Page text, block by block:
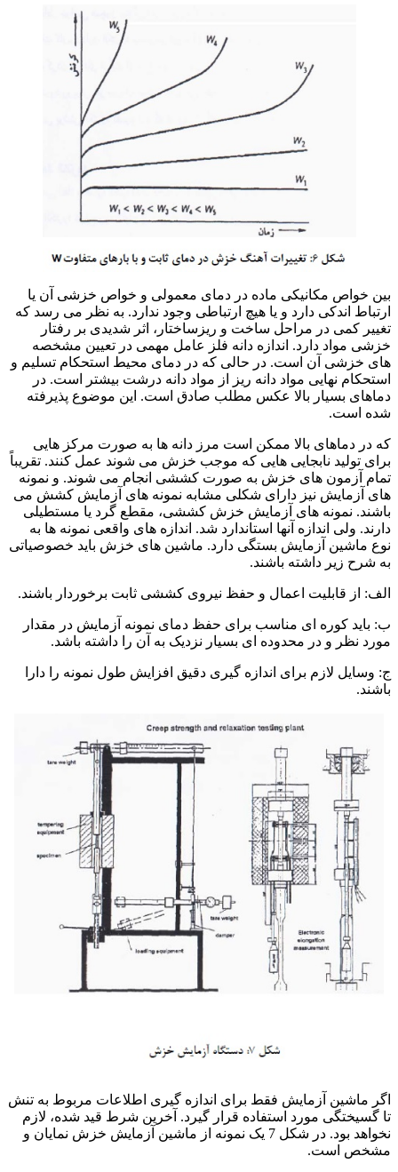
بین خواص مکانیکی ماده در دمای معمولی و خواص خزشی آن یا
ارتباط اندکی دارد و یا هیچ ارتباطی وجود ندارد. به نظر می رسد که
تغییر کمی در مراحل ساخت و ریزساختار، اثر شدیدی بر رفتار
خزشی مواد دارد. اندازه دانه فلز عامل مهمی در تعیین مشخصه
های خزشی آن است. در حالی که در دمای محیط استحکام تسلیم و
استحکام نهایی مواد دانه ریز از مواد دانه درشت بیشتر است. در
دماهای بسیار بالا عکس مطلب صادق است. این موضوع پذیرفته
شده است.
که در دماهای بالا ممکن است مرز دانه ها به صورت مرکز هایی
برای تولید نابجایی هایی که موجب خزش می شوند عمل کنند. تقریباً
تمام آزمون های خزش به صورت کششی انجام می شوند. و نمونه
های آزمایش نیز دارای شکلی مشابه نمونه های آزمایش کشش می
باشند. نمونه های آزمایش خزش کششی، مقطع گرد یا مستطیلی
دارند. ولی اندازه آنها استاندارد شد. اندازه های واقعی نمونه ها به
نوع ماشین آزمایش بستگی دارد. ماشین های خزش باید خصوصیاتی
به شرح زیر داشته باشند.
الف: از قابلیت اعمال و حفظ نیروی کششی ثابت برخوردار باشند.
ب: باید کوره ای مناسب برای حفظ دمای نمونه آزمایش در مقدار
مورد نظر و در محدوده ای بسیار نزدیک به آن را داشته باشد.
ج: وسایل لازم برای اندازه گیری دقیق افزایش طول نمونه را دارا
باشند.
اگر ماشین آزمایش فقط برای اندازه گیری اطلاعات مربوط به تنش
تا گسیختگی مورد استفاده قرار گیرد. آخرین شرط قید شده، لازم
نخواهد بود. در شکل 7 یک نمونه از ماشین آزمایش خزش نمایان و
مشخص است.